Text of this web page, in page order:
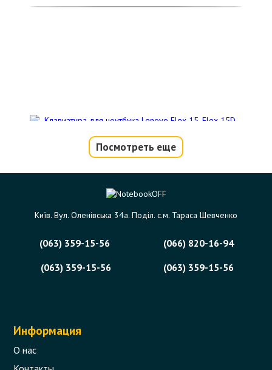
Клавиатура для ноутбука Lenovo Flex
Код товара - 09497
434 грн.
Сообщить,
Посмотреть еще
Київ. Вул. Оленівська 34а. Поділ. с.м. Тараса Шевченко
(063) 359-15-56
(066) 820-16-94
(063) 359-15-56
(063) 359-15-56
Информация
О нас